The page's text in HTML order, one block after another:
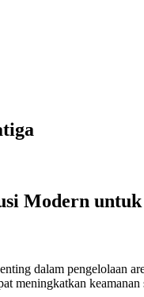
Modern untuk
dalam pengelolaan
meningkatkan